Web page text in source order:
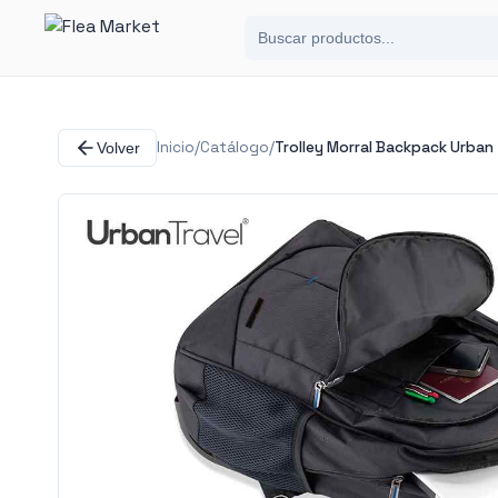
Volver Inicio/Catálogo/Trolley Morral Backpack Urban